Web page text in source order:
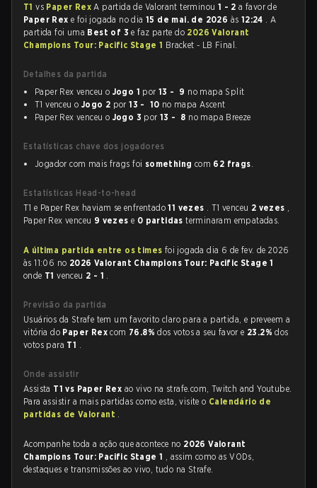
T1vs Paper RexA partida de Valorant terminou 1 - 2 a favor de
Paper Rex e foi jogada no dia 15 de mai. de 2026 às 12:24 . A
partida foi uma Best of 3e faz parte do 2026 Valorant
Champions Tour: Pacific Stage 1 Bracket - LB Final.
Detalhes da partida
Paper Rex venceu o Jogo 1 por13 - 9 no mapa Split
T1 venceu o Jogo 2 por13 - 10 no mapa Ascent
Paper Rex venceu o Jogo 3 por13 - 8 no mapa Breeze
Estatísticas chave dos jogadores
Jogador com mais frags foi something com 62 frags.
Estatísticas Head-to-head
T1 e Paper Rex haviam se enfrentado11 vezes . T1 venceu 2 vezes ,
Paper Rex venceu 9 vezese 0 partidasterminaram empatadas.
A última partida entre os times foi jogada dia 6 de fev. de 2026
às 11:06 no 2026 Valorant Champions Tour: Pacific Stage 1
onde T1venceu 2 - 1 .
Previsão da partida
Usuários da Strafe tem um favorito claro para a partida, e preveem a
vitória do Paper Rexcom 76.8%dos votos a seu favor e 23.2%dos
votos para T1 .
Onde assistir
Assista T1 vs Paper Rex ao vivo na strafe.com, Twitch and Youtube.
Para assistir a mais partidas como esta, visite o Calendário de
partidas de Valorant .
Acompanhe toda a ação que acontece no 2026 Valorant
Champions Tour: Pacific Stage 1 , assim como as VODs,
destaques e transmissões ao vivo, tudo na Strafe.